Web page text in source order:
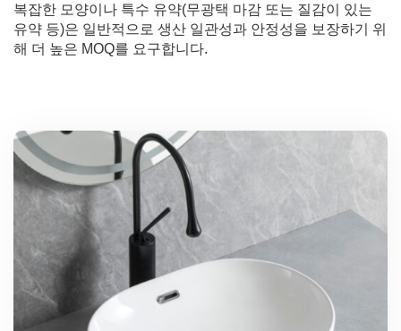
복잡한 모양이나 특수 유약(무광택 마감 또는 질감이 있는
유약 등)은 일반적으로 생산 일관성과 안정성을 보장하기 위
해 더 높은 MOQ를 요구합니다.